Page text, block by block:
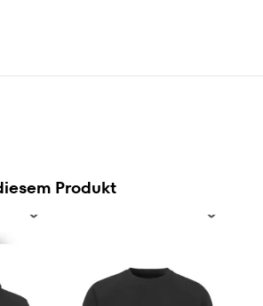
Produkt